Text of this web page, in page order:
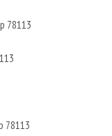
78113
78113